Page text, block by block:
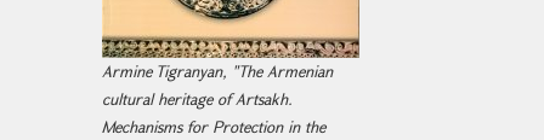
Armine Tigranyan, "The Armenian
cultural heritage of Artsakh.
Mechanisms for Protection in the